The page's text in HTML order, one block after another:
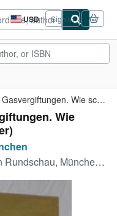
USD
Site
shopping
preferences
Sign in
Gaskampfstoffe und Gasvergiftungen. Wie schützen wir uns?
Wie
München, 1933